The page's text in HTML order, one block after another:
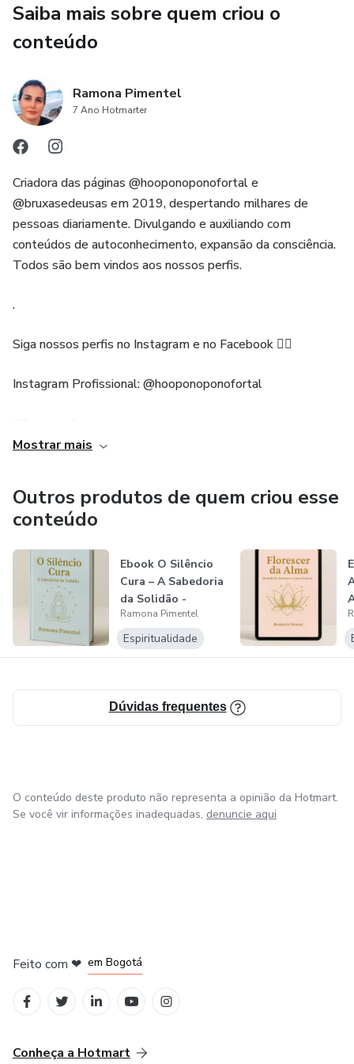
Saiba mais sobre quem criou o
conteúdo
Ramona Pimentel
7 Ano Hotmarter
Criadora das páginas @hooponoponofortal e
@bruxasedeusas em 2019, despertando milhares de
pessoas diariamente. Divulgando e auxiliando com
conteúdos de autoconhecimento, expansão da consciência.
Todos são bem vindos aos nossos perfis.
.
Siga nossos perfis no Instagram e no Facebook 👇🏻
Instagram Profissional: @hooponoponofortal
Facebook: http://facebook.com/hooponoponofortal
Mostrar mais
Outros produtos de quem criou esse
conteúdo
Ebook O Silêncio
Cura – A Sabedoria
da Solidão -
Ramona Pime...
Ramona Pimentel
Espiritualidade
Dúvidas frequentes
O conteúdo deste produto não representa a opinião da Hotmart.
Se você vir informações inadequadas, denuncie aqui
Feito com ❤ em Bogotá
Conheça a Hotmart